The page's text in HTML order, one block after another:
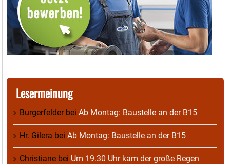
Lesermeinung
Burgerfelderbei Ab Montag: Baustelle an der B15
Hr. Gilera bei Ab Montag: Baustelle an der B15
Christiane bei Um 19.30 Uhr kam der große Regen